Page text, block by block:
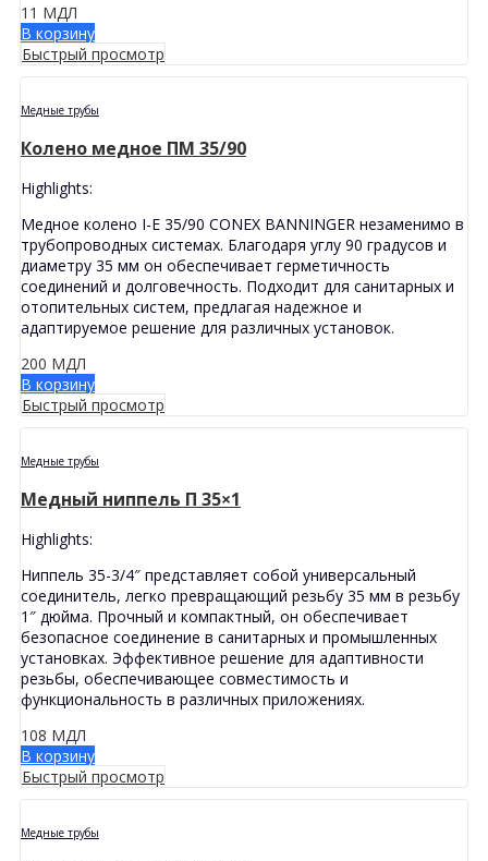
11 МДЛ
В корзину
Быстрый просмотр
Медные трубы
Колено медное ПМ 35/90
Highlights:
Медное колено I-E 35/90 CONEX BANNINGER незаменимо в
трубопроводных системах. Благодаря углу 90 градусов и
диаметру 35 мм он обеспечивает герметичность
соединений и долговечность. Подходит для санитарных и
отопительных систем, предлагая надежное и
адаптируемое решение для различных установок.
200 МДЛ
В корзину
Быстрый просмотр
Медные трубы
Медный ниппель П 35×1
Highlights:
Ниппель 35-3/4″ представляет собой универсальный
соединитель, легко превращающий резьбу 35 мм в резьбу
1″ дюйма. Прочный и компактный, он обеспечивает
безопасное соединение в санитарных и промышленных
установках. Эффективное решение для адаптивности
резьбы, обеспечивающее совместимость и
функциональность в различных приложениях.
108 МДЛ
В корзину
Быстрый просмотр
Медные трубы